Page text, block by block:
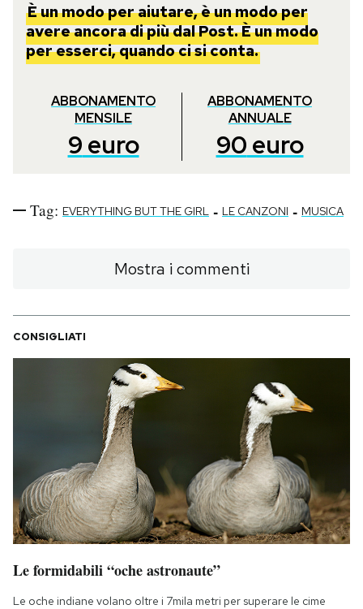
È un modo per aiutare, è un modo per
avere ancora di più dal Post. È un modo
per esserci, quando ci si conta.
ABBONAMENTO
MENSILE
9 euro
ABBONAMENTO
ANNUALE
90 euro
Tag: EVERYTHING BUT THE GIRL - LE CANZONI - MUSICA
Mostra i commenti
CONSIGLIATI
Le formidabili “oche astronaute”
Le oche indiane volano oltre i 7mila metri per superare le cime